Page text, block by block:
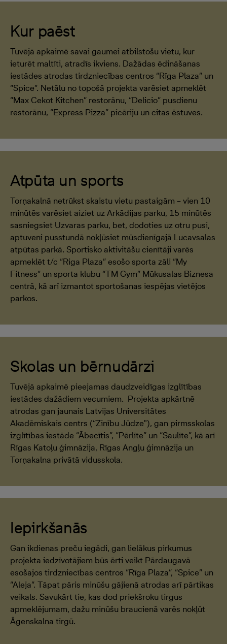
Kur paēst
Tuvējā apkaimē savai gaumei atbilstošu vietu, kur
ieturēt maltīti, atradīs ikviens. Dažādas ēdināšanas
iestādes atrodas tirdzniecības centros “Rīga Plaza” un
“Spice”. Netālu no topošā projekta varēsiet apmeklēt
“Max Cekot Kitchen” restorānu, “Delicio” pusdienu
restorānu, “Express Pizza” picēriju un citas ēstuves.
Atpūta un sports
Torņakalnā netrūkst skaistu vietu pastaigām – vien 10
minūtēs varēsiet aiziet uz Arkādijas parku, 15 minūtēs
sasniegsiet Uzvaras parku, bet, dodoties uz otru pusi,
aptuveni pusstundā nokļūsiet mūsdienīgajā Lucavsalas
atpūtas parkā. Sportisko aktivitāšu cienītāji varēs
apmeklēt t/c “Riga Plaza” esošo sporta zāli “My
Fitness” un sporta klubu “TM Gym” Mūkusalas Biznesa
centrā, kā arī izmantot sportošanas iespējas vietējos
parkos.
Skolas un bērnudārzi
Tuvējā apkaimē pieejamas daudzveidīgas izglītības
iestādes dažādiem vecumiem. Projekta apkārtnē
atrodas gan jaunais Latvijas Universitātes
Akadēmiskais centrs (“Zinību Jūdze"), gan pirmsskolas
izglītības iestāde “Ābecītis”, “Pērlīte” un “Saulīte”, kā arī
Rīgas Katoļu ģimnāzija, Rīgas Angļu ģimnāzija un
Torņakalna privātā vidusskola.
Iepirkšanās
Gan ikdienas preču iegādi, gan lielākus pirkumus
projekta iedzīvotājiem būs ērti veikt Pārdaugavā
esošajos tirdzniecības centros “Rīga Plaza”, “Spice” un
“Aleja”. Tāpat pāris minūšu gājienā atrodas arī pārtikas
veikals. Savukārt tie, kas dod priekšroku tirgus
apmeklējumam, dažu minūšu braucienā varēs nokļūt
Āgenskalna tirgū.